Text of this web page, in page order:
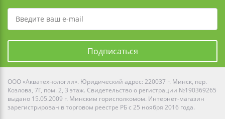
Подписаться
ООО «Акватехнологии». Юридический адрес: 220037 г. Минск, пер.
Козлова, 7Г, пом. 2, 3 этаж. Свидетельство о регистрации №190369265
выдано 15.05.2009 г. Минским горисполкомом. Интернет-магазин
зарегистрирован в торговом реестре РБ с 25 ноября 2016 года.